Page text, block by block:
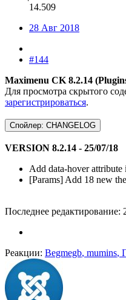
14.509
28 Авг 2018
#144
Maximenu CK 8.2.14
Для просмотра скрытого
зарегистрироваться.
Спойлер: CHANGELOG
VERSION 8.2.14 - 25/07/18
Add data-hover attribute
[Params] Add 18 new
Последнее редактирование:
Реакции: Begmegb, mumins,